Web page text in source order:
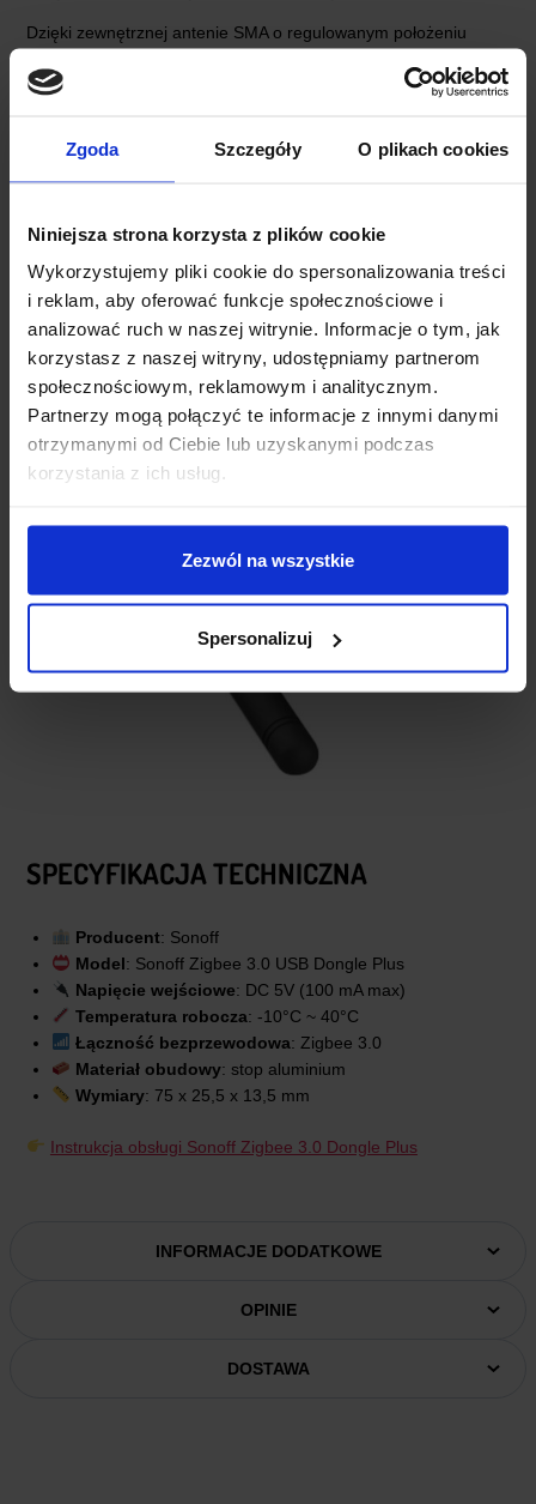
Zgoda Szczegóły O plikach cookies
Niniejsza strona korzysta z plików cookie
Wykorzystujemy pliki cookie do spersonalizowania treści
i reklam, aby oferować funkcje społecznościowe i
analizować ruch w naszej witrynie. Informacje o tym, jak
korzystasz z naszej witryny, udostępniamy partnerom
społecznościowym, reklamowym i analitycznym.
Partnerzy mogą połączyć te informacje z innymi danymi
otrzymanymi od Ciebie lub uzyskanymi podczas
korzystania z ich usług.
Zezwól na wszystkie
Spersonalizuj
Dzięki zewnętrznej antenie SMA o regulowanym położeniu
najlepszego odbioru sygnału. Wzmocniona moc wyjściowa +20
porównaniu do standardowych urządzeń Zigbee.
Konstrukcja dongla została więc zaprojektowana tak, aby
warunkach sieciowych.
SPECYFIKACJA TECHNICZNA
Producent: Sonoff
Model: Sonoff Zigbee 3.0 USB Dongle Plus
Napięcie wejściowe: DC 5V (100 mA max)
Temperatura robocza: -10°C ~ 40°C
Łączność bezprzewodowa: Zigbee 3.0
Materiał obudowy: stop aluminium
Wymiary: 75 x 25,5 x 13,5 mm
Instrukcja obsługi Sonoff Zigbee 3.0 Dongle Plus
INFORMACJE DODATKOWE
OPINIE
DOSTAWA